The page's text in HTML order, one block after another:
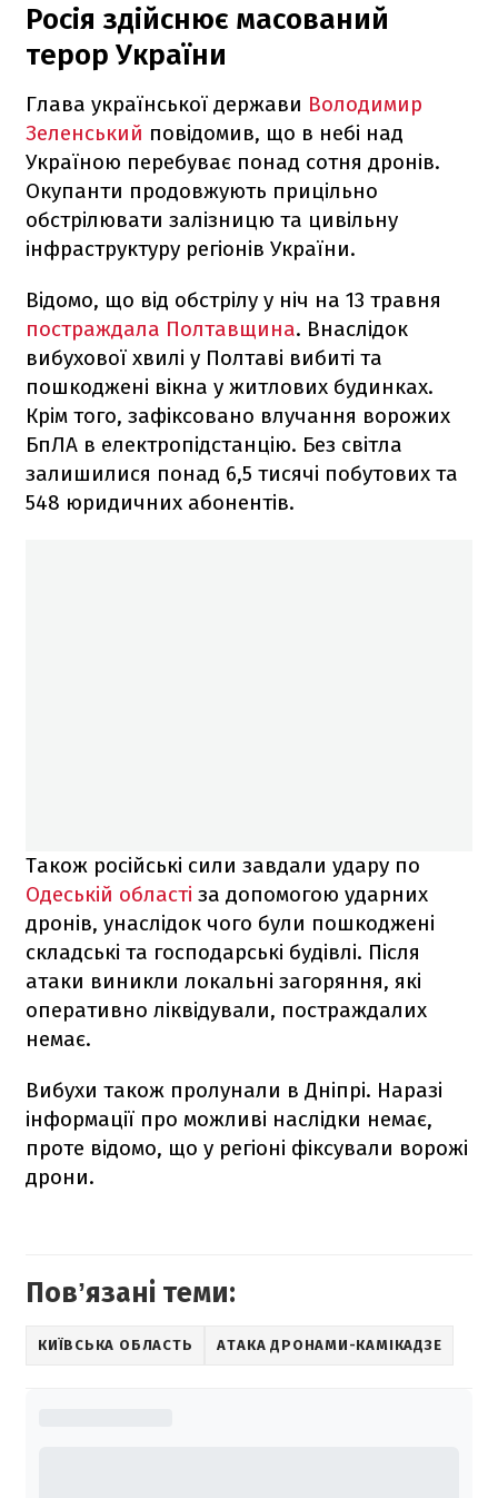
Росія здійснює масований
терор України
Глава української держави Володимир
Зеленський повідомив, що в небі над
Україною перебуває понад сотня дронів.
Окупанти продовжують прицільно
обстрілювати залізницю та цивільну
інфраструктуру регіонів України.
Відомо, що від обстрілу у ніч на 13 травня
постраждала Полтавщина. Внаслідок
вибухової хвилі у Полтаві вибиті та
пошкоджені вікна у житлових будинках.
Крім того, зафіксовано влучання ворожих
БпЛА в електропідстанцію. Без світла
залишилися понад 6,5 тисячі побутових та
548 юридичних абонентів.
Також російські сили завдали удару по
Одеській області за допомогою ударних
дронів, унаслідок чого були пошкоджені
складські та господарські будівлі. Після
атаки виникли локальні загоряння, які
оперативно ліквідували, постраждалих
немає.
Вибухи також пролунали в Дніпрі. Наразі
інформації про можливі наслідки немає,
проте відомо, що у регіоні фіксували ворожі
дрони.
Повʼязані теми:
КИЇВСЬКА ОБЛАСТЬ АТАКА ДРОНАМИ-КАМІКАДЗЕ